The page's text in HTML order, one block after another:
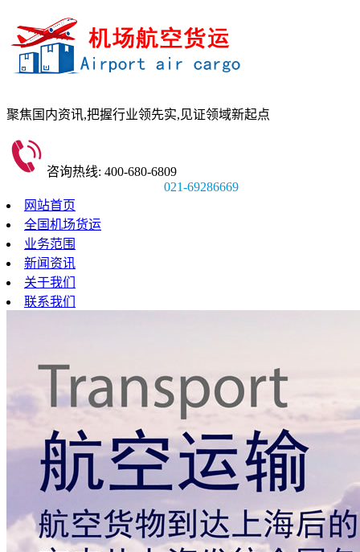
聚焦国内资讯,把握行业领先实,见证领域新起点
咨询热线: 400-680-6809
021-69286669
网站首页
全国机场货运
业务范围
新闻资讯
关于我们
联系我们